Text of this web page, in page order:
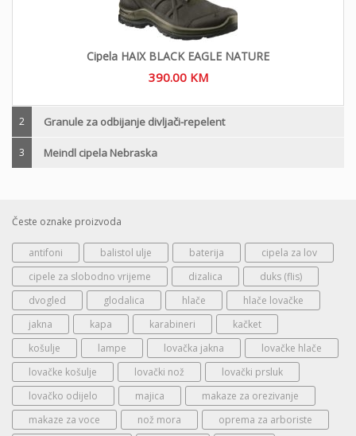
Cipela HAIX BLACK EAGLE NATURE
390.00 KM
2 Granule za odbijanje divljači-repelent
3 Meindl cipela Nebraska
Česte oznake proizvoda
antifoni balistol ulje baterija
cipela za lov
cipele za slobodno vrijeme
dizalica
duks (flis)
dvogled
glodalica hlače
hlače lovačke
jakna
kapa karabineri
kačket
košulje
lampe lovačka jakna
lovačke hlače
lovačke košulje
lovački nož
lovački prsluk
lovačko odijelo
majica
makaze za orezivanje
makaze za voce
nož mora
oprema za arboriste